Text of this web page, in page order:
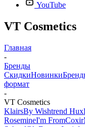
YouTube
VT Cosmetics
Главная
-
Бренды
СкидкиНовинки
формат
-
VT Cosmetics
KlairsBy Wishtrend
RosemineI'm FromCoxir